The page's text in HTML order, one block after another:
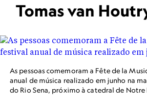
Tomas van
As pessoas comemoram a Fête de la
anual de música realizado em junho na
do Rio Sena, próximo à catedral de Notre